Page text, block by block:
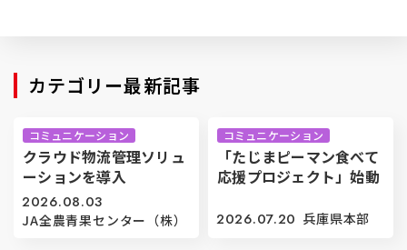
カテゴリー最新記事
コミュニケーション
クラウド物流管理ソリュ
ーションを導入
2026.08.03
JA全農青果センター（株）
コミュニケーション
「たじまピーマン食べて
応援プロジェクト」始動
2026.07.20 兵庫県本部